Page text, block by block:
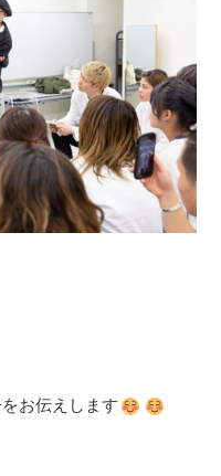
お伝えします